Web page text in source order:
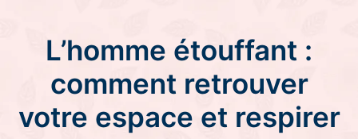
L’homme étouffant :
comment retrouver
votre espace et respirer